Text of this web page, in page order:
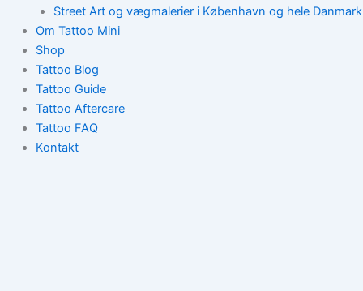
Street Art og vægmalerier i København og hele Danmark
Om Tattoo Mini
Shop
Tattoo Blog
Tattoo Guide
Tattoo Aftercare
Tattoo FAQ
Kontakt